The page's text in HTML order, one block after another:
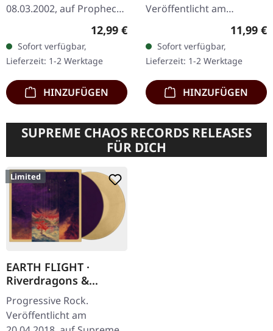
08.03.2002, auf Prophecy
Productions. CD im
Jewelcase. Was passiert,
wenn norwegische
Musiker beschließen,
ihren…
Regulärer Preis:
12,99 €
Sofort verfügbar,
Lieferzeit: 1-2 Werktage
HINZUFÜGEN
Veröffentlicht am
10.02.2017, auf Inside Out
Music. CD im Jewelcase
Long Distance Calling
liefern mit…
11,99 €
Sofort verfügbar,
Lieferzeit: 1-2 Werktage
HINZUFÜGEN
SUPREME CHAOS RECORDS RELEASES
FÜR DICH
Limited
EARTH FLIGHT ·
Riverdragons &
Elephant Dreams |
AMBER/PURPLE 2LP
Progressive Rock.
Veröffentlicht am